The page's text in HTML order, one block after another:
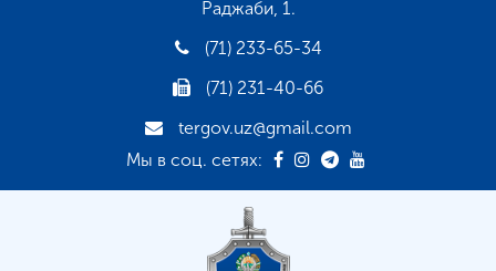
Раджаби, 1.
(71) 233-65-34
(71) 231-40-66
tergov.uz@gmail.com
Мы в соц. сетях: